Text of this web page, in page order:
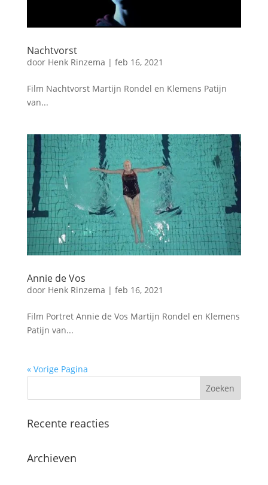
Nachtvorst
door Henk Rinzema | feb 16, 2021
Film Nachtvorst Martijn Rondel en Klemens Patijn
van...
Annie de Vos
door Henk Rinzema | feb 16, 2021
Film Portret Annie de Vos Martijn Rondel en Klemens
Patijn van...
« Vorige Pagina
Recente reacties
Archieven